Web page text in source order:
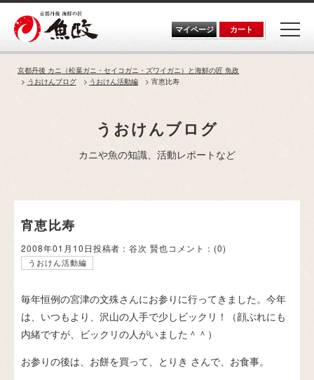
Skip
content
マイページ カート
京都丹後 カニ（松葉ガニ・セイコガニ・ズワイガニ）と海鮮の匠 魚政
うおけんブログ
うおけん活動編 宵恵比寿
うおけんブログ
カニや魚の知識、活動レポートなど
宵恵比寿
2008年01月10日投稿者：谷次 賢也コメント： (0)
うおけん活動編
毎年恒例の宮津の文殊さんにお参りに行ってきました。今年
は、いつもより、沢山の人手で少しビックリ！（顔ぶれにも
内緒ですが、ビックリの人がいました＾＾）
お参りの後は、お餅を買って、 とりき さんで、お食事。